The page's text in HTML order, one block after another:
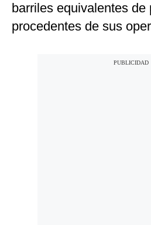
barriles equivalentes de
procedentes de sus